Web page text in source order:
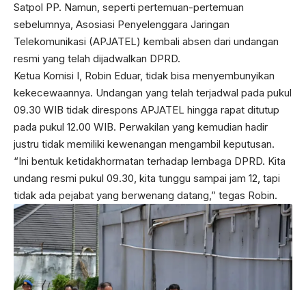
Satpol PP. Namun, seperti pertemuan-pertemuan
sebelumnya, Asosiasi Penyelenggara Jaringan
Telekomunikasi (APJATEL) kembali absen dari undangan
resmi yang telah dijadwalkan DPRD.
Ketua Komisi I, Robin Eduar, tidak bisa menyembunyikan
kekecewaannya. Undangan yang telah terjadwal pada pukul
09.30 WIB tidak direspons APJATEL hingga rapat ditutup
pada pukul 12.00 WIB. Perwakilan yang kemudian hadir
justru tidak memiliki kewenangan mengambil keputusan.
“Ini bentuk ketidakhormatan terhadap lembaga DPRD. Kita
undang resmi pukul 09.30, kita tunggu sampai jam 12, tapi
tidak ada pejabat yang berwenang datang,” tegas Robin.